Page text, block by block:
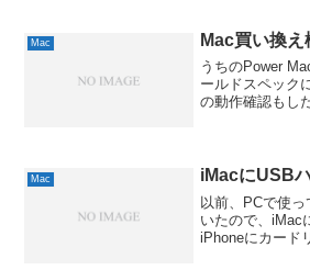
Mac Mac買い換え
うちのPower
ールドスペック
の動作確認もし
Mac iMacにUSB
以前、PCで使
いたので、iMac
iPhoneにカード